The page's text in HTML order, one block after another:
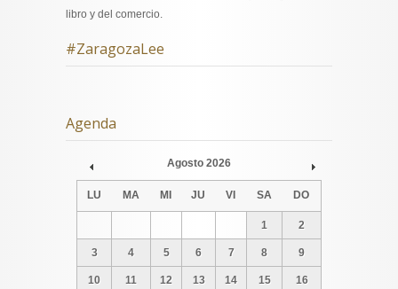
libro y del comercio.
#ZaragozaLee
Agenda
Agosto 2026
LU MA MI JU VI SA DO
1 2
3 4 5 6 7 8 9
10 11 12 13 14 15 16